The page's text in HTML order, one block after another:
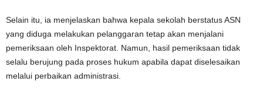
Selain itu, ia menjelaskan bahwa kepala sekolah berstatus ASN
yang diduga melakukan pelanggaran tetap akan menjalani
pemeriksaan oleh Inspektorat. Namun, hasil pemeriksaan tidak
selalu berujung pada proses hukum apabila dapat diselesaikan
melalui perbaikan administrasi.